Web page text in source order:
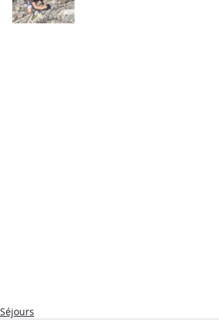
Séjours